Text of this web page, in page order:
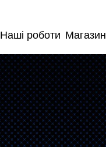
Наші роботи Магазин